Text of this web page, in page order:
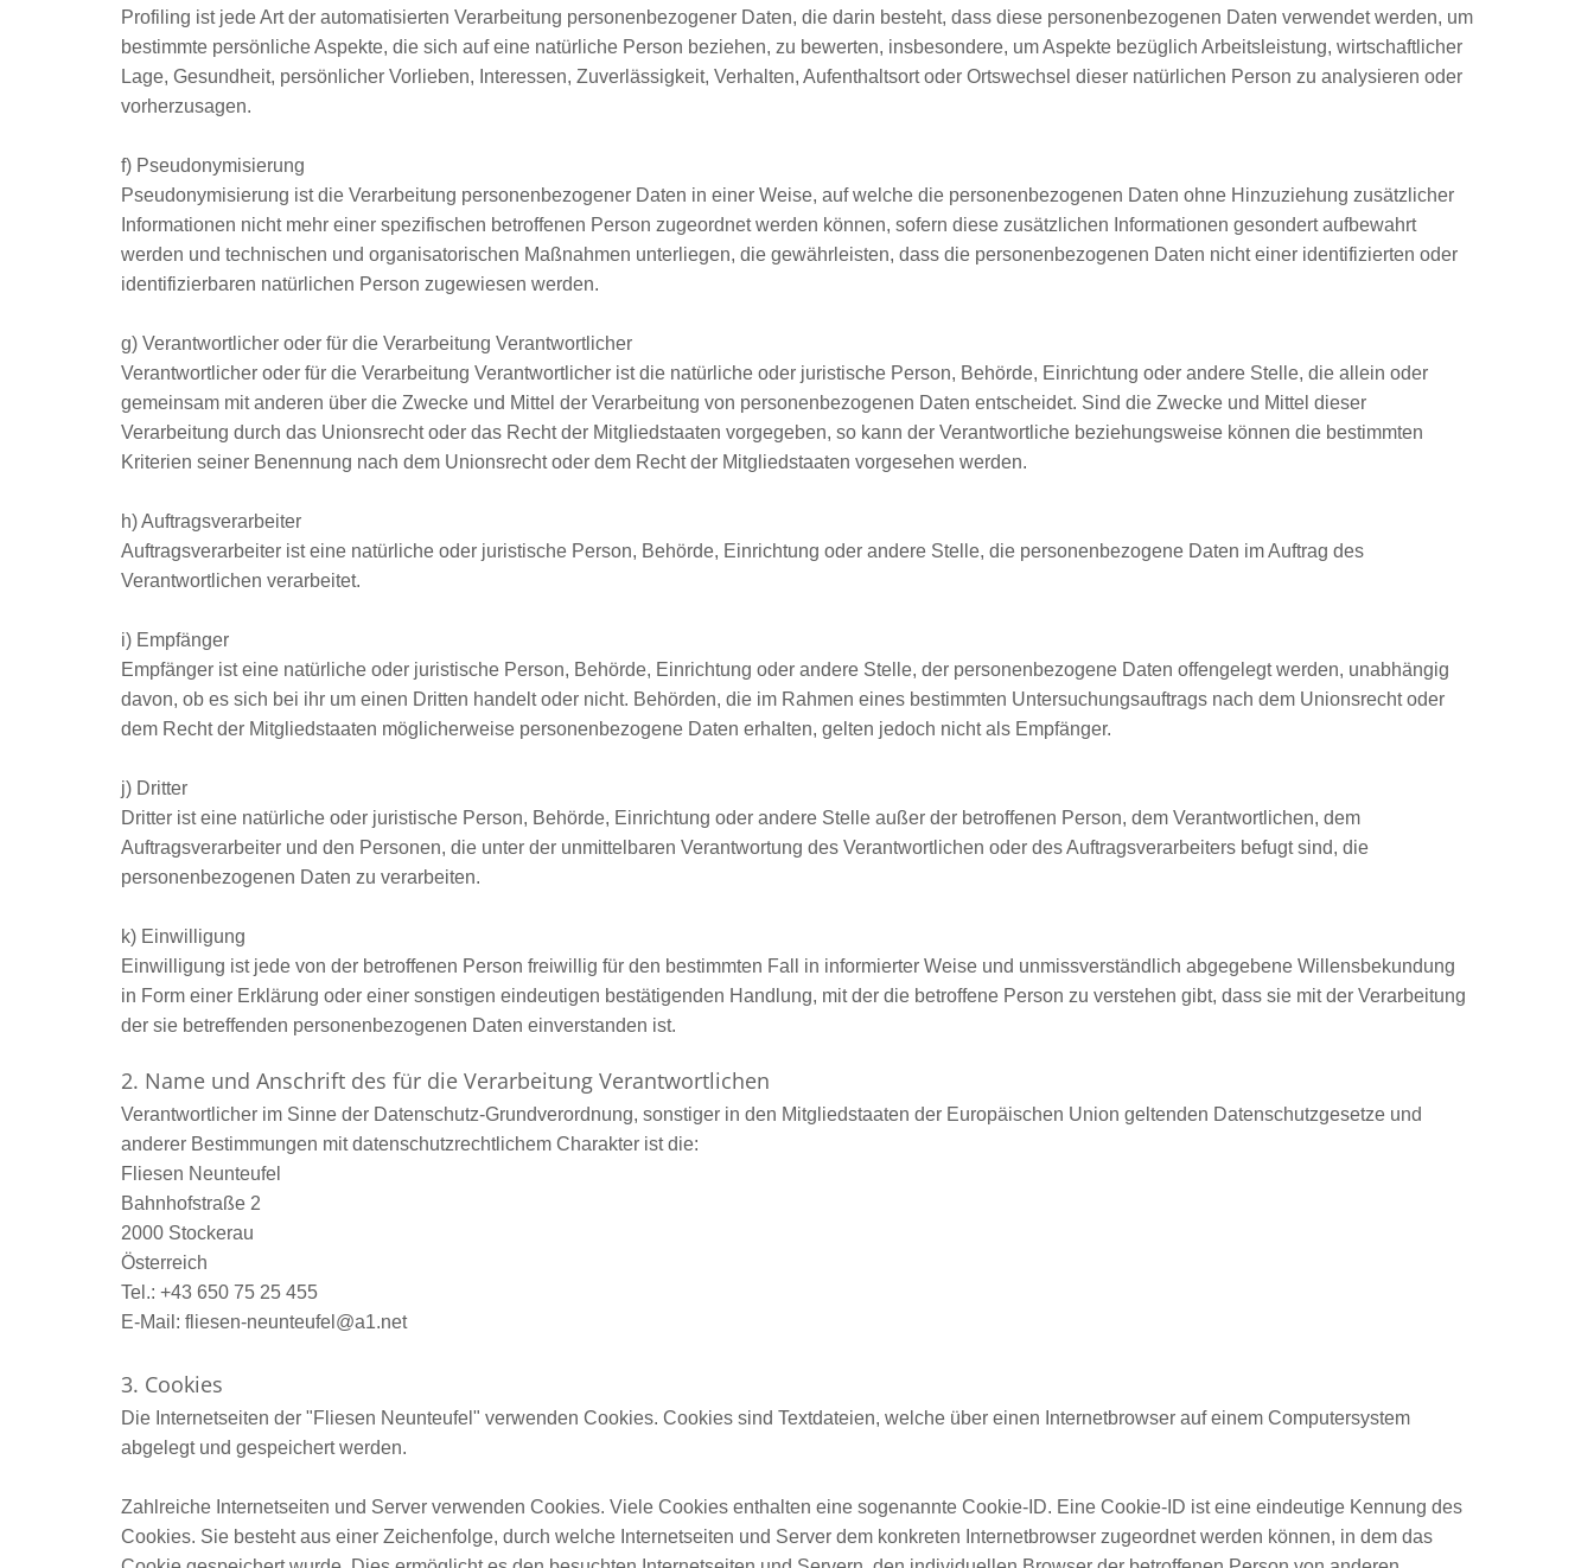
Profiling ist jede Art der automatisierten Verarbeitung personenbezogener Daten, die darin besteht, dass diese personenbezogenen Daten verwendet werden, um
bestimmte persönliche Aspekte, die sich auf eine natürliche Person beziehen, zu bewerten, insbesondere, um Aspekte bezüglich Arbeitsleistung, wirtschaftlicher
Lage, Gesundheit, persönlicher Vorlieben, Interessen, Zuverlässigkeit, Verhalten, Aufenthaltsort oder Ortswechsel dieser natürlichen Person zu analysieren oder
vorherzusagen.
f) Pseudonymisierung
Pseudonymisierung ist die Verarbeitung personenbezogener Daten in einer Weise, auf welche die personenbezogenen Daten ohne Hinzuziehung zusätzlicher
Informationen nicht mehr einer spezifischen betroffenen Person zugeordnet werden können, sofern diese zusätzlichen Informationen gesondert aufbewahrt
werden und technischen und organisatorischen Maßnahmen unterliegen, die gewährleisten, dass die personenbezogenen Daten nicht einer identifizierten oder
identifizierbaren natürlichen Person zugewiesen werden.
g) Verantwortlicher oder für die Verarbeitung Verantwortlicher
Verantwortlicher oder für die Verarbeitung Verantwortlicher ist die natürliche oder juristische Person, Behörde, Einrichtung oder andere Stelle, die allein oder
gemeinsam mit anderen über die Zwecke und Mittel der Verarbeitung von personenbezogenen Daten entscheidet. Sind die Zwecke und Mittel dieser
Verarbeitung durch das Unionsrecht oder das Recht der Mitgliedstaaten vorgegeben, so kann der Verantwortliche beziehungsweise können die bestimmten
Kriterien seiner Benennung nach dem Unionsrecht oder dem Recht der Mitgliedstaaten vorgesehen werden.
h) Auftragsverarbeiter
Auftragsverarbeiter ist eine natürliche oder juristische Person, Behörde, Einrichtung oder andere Stelle, die personenbezogene Daten im Auftrag des
Verantwortlichen verarbeitet.
i) Empfänger
Empfänger ist eine natürliche oder juristische Person, Behörde, Einrichtung oder andere Stelle, der personenbezogene Daten offengelegt werden, unabhängig
davon, ob es sich bei ihr um einen Dritten handelt oder nicht. Behörden, die im Rahmen eines bestimmten Untersuchungsauftrags nach dem Unionsrecht oder
dem Recht der Mitgliedstaaten möglicherweise personenbezogene Daten erhalten, gelten jedoch nicht als Empfänger.
j) Dritter
Dritter ist eine natürliche oder juristische Person, Behörde, Einrichtung oder andere Stelle außer der betroffenen Person, dem Verantwortlichen, dem
Auftragsverarbeiter und den Personen, die unter der unmittelbaren Verantwortung des Verantwortlichen oder des Auftragsverarbeiters befugt sind, die
personenbezogenen Daten zu verarbeiten.
k) Einwilligung
Einwilligung ist jede von der betroffenen Person freiwillig für den bestimmten Fall in informierter Weise und unmissverständlich abgegebene Willensbekundung
in Form einer Erklärung oder einer sonstigen eindeutigen bestätigenden Handlung, mit der die betroffene Person zu verstehen gibt, dass sie mit der Verarbeitung
der sie betreffenden personenbezogenen Daten einverstanden ist.
2. Name und Anschrift des für die Verarbeitung Verantwortlichen
Verantwortlicher im Sinne der Datenschutz-Grundverordnung, sonstiger in den Mitgliedstaaten der Europäischen Union geltenden Datenschutzgesetze und
anderer Bestimmungen mit datenschutzrechtlichem Charakter ist die:
Fliesen Neunteufel
Bahnhofstraße 2
2000 Stockerau
Österreich
Tel.: +43 650 75 25 455
E-Mail: fliesen-neunteufel@a1.net
3. Cookies
Die Internetseiten der "Fliesen Neunteufel" verwenden Cookies. Cookies sind Textdateien, welche über einen Internetbrowser auf einem Computersystem
abgelegt und gespeichert werden.
Zahlreiche Internetseiten und Server verwenden Cookies. Viele Cookies enthalten eine sogenannte Cookie-ID. Eine Cookie-ID ist eine eindeutige Kennung des
Cookies. Sie besteht aus einer Zeichenfolge, durch welche Internetseiten und Server dem konkreten Internetbrowser zugeordnet werden können, in dem das